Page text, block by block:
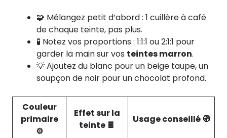
🧩 Mélangez petit d’abord : 1 cuillère à café
de chaque teinte, pas plus.
🧪 Notez vos proportions : 1:1:1 ou 2:1:1 pour
garder la main sur vos teintes marron.
💡 Ajoutez du blanc pour un beige taupe, un
soupçon de noir pour un chocolat profond.
Couleur
primaire
⚙️
Effet sur la
teinte 🍫
Usage conseillé 🧭